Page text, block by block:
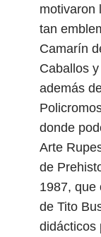
motivaron
tan
Camarín
Caballos
además
donde
Arte
de
1987, que
de Tito
didácticos